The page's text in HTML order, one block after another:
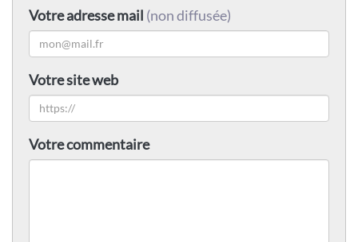
Votre adresse mail (non diffusée)
Votre site web
Votre commentaire